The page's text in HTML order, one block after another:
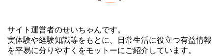
サイト運営者のせいちゃんです。
実体験や経験知識等をもとに、日常生活に役立つ有益情報
を平易に分りやすくをモットーにご紹介しています。